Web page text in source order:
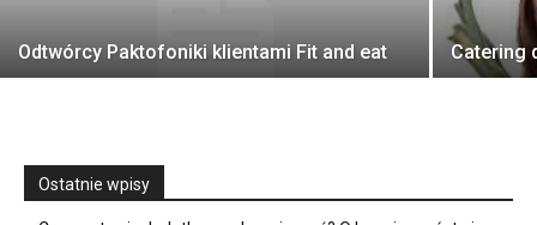
Odtwórcy Paktofoniki klientami Fit and eat Catering
Ostatnie wpisy